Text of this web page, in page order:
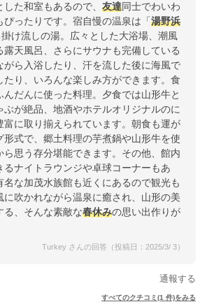
た和室もあるので、 友達同士でわいわ
ったりです。宿自慢の温泉は「 湯野浜
掛け流しの湯。広々とした大浴場、潮風
露天風呂、さらにサウナも完備している
がら入浴したり、汗を流した後に海風で
たり、いろんな楽しみ方ができます。食
だんに使った料理。夕食では山形牛と
ぶが絶品、地酒やホテルオリジナルのに
富に取り揃えられています。朝食も運が
形式で、郷土料理の芋煮鍋や山形牛を使
ら思う存分堪能できます。その他、館内
るナイトラウンジや卓球コーナーもあ
名な加茂水族館も近くにあるので観光も
に吹かれながら温泉に癒され、山形の美
る、そんな素敵な春休みの思い出作りが
Turkey さんの回答（投稿日：2025/3/ 3）
通報する
すべてのクチコミ(1 件)をみる